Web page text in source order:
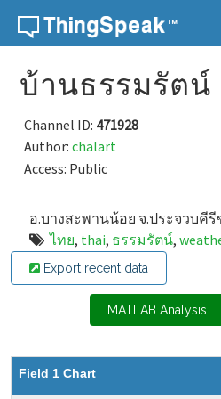
Skip to content
บ้านธรรมรัตน์
Channel ID: 471928
Author: chalart
Access: Public
อ.บางสะพานน้อย จ.ประจวบคี
ไทย, thai, ธรรมรัตน์,
Export recent data
MATLAB Analysis
Field 1 Chart